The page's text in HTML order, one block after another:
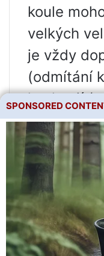
koule
velkých
je vždy
(odmítání
kachexií
celkové
včasná
žaludku)
smrtelné
patologie.
Podmínky
SPONSORED